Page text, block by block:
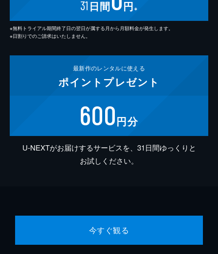
31 日間 円 ※
※無料トライアル期間終了日の翌日が属する月から月額料金が発生します。
※日割りでのご請求はいたしません。
最新作のレンタルに使える
ポイント プレゼント
600円分
U-NEXTがお届けするサービスを、31日間ゆっくりと
お試しください。
今すぐ観る